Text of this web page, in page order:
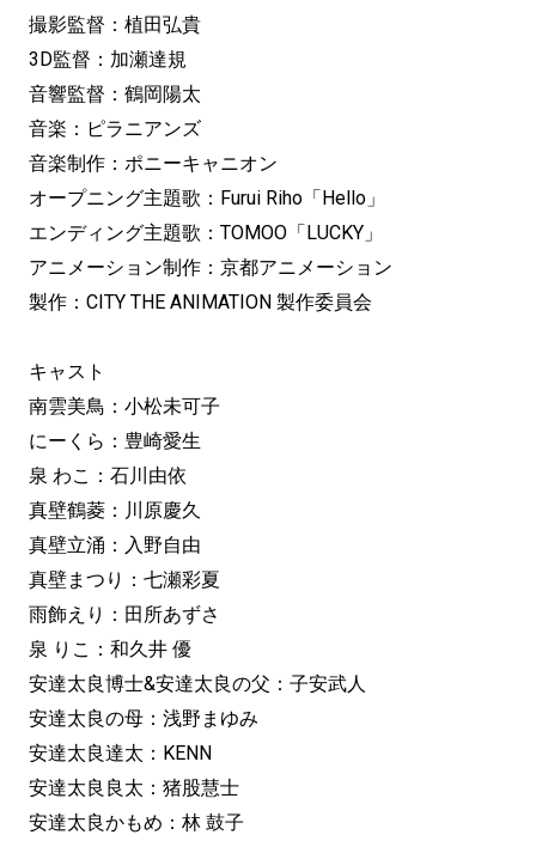
撮影監督：植田弘貴
3D監督：加瀬達規
音響監督：鶴岡陽太
音楽：ピラニアンズ
音楽制作：ポニーキャニオン
オープニング主題歌：Furui Riho「Hello」
エンディング主題歌：TOMOO「LUCKY」
アニメーション制作：京都アニメーション
製作：CITY THE ANIMATION 製作委員会
キャスト
南雲美鳥：小松未可子
にーくら：豊崎愛生
泉 わこ：石川由依
真壁鶴菱：川原慶久
真壁立涌：入野自由
真壁まつり：七瀬彩夏
雨飾えり：田所あずさ
泉 りこ：和久井 優
安達太良博士&安達太良の父：子安武人
安達太良の母：浅野まゆみ
安達太良達太：KENN
安達太良良太：猪股慧士
安達太良かもめ：林 鼓子